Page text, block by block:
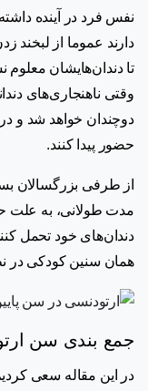
نفس فرد در آینده
دارند عموما از لبخند
تا دندان‌هایشان معلوم
وقتی ناهنجاری‌های
دوچندان خواهد شد و در
حضور پیدا کنند.
از طرفی بزرگسالان
مدت طولانی، به علت
دندان‌های خود تحمل
همان سنین کودکی در
جمع بندی سن
در این مقاله سعی